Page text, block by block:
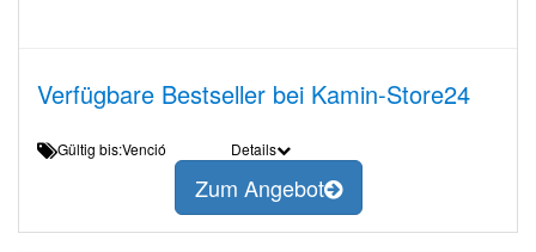
Verfügbare Bestseller bei Kamin-Store24
Gültig bis:Venció Details
Zum Angebot